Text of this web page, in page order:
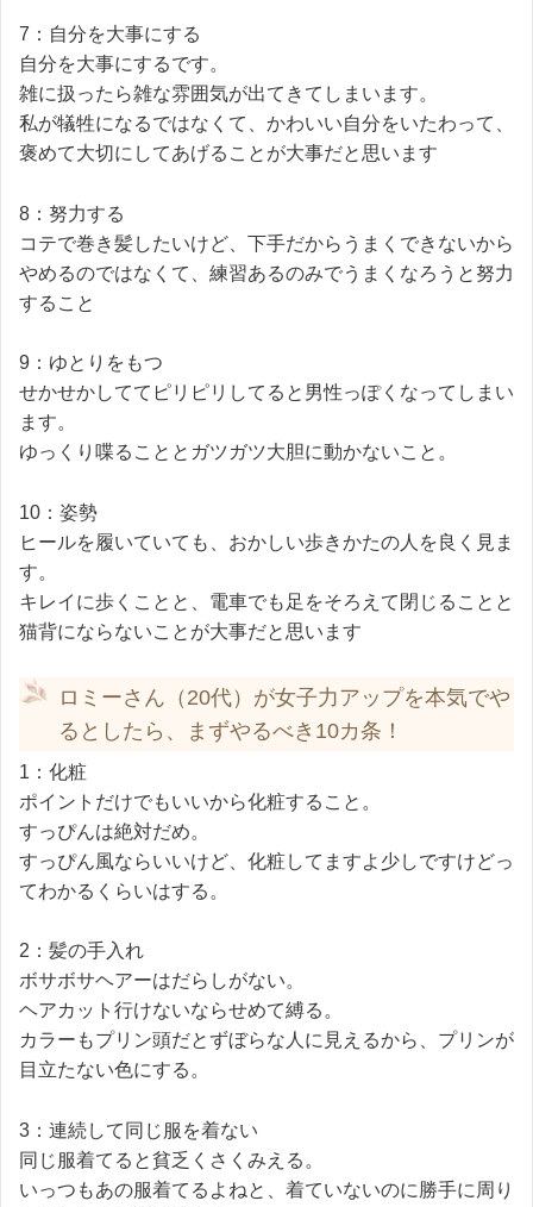
7：自分を大事にする
自分を大事にするです。
雑に扱ったら雑な雰囲気が出てきてしまいます。
私が犠牲になるではなくて、かわいい自分をいたわって、
褒めて大切にしてあげることが大事だと思います
8：努力する
コテで巻き髪したいけど、下手だからうまくできないから
やめるのではなくて、練習あるのみでうまくなろうと努力
すること
9：ゆとりをもつ
せかせかしててピリピリしてると男性っぽくなってしまい
ます。
ゆっくり喋ることとガツガツ大胆に動かないこと。
10：姿勢
ヒールを履いていても、おかしい歩きかたの人を良く見ま
す。
キレイに歩くことと、電車でも足をそろえて閉じることと
猫背にならないことが大事だと思います
ロミーさん（20代）が女子力アップを本気でや
るとしたら、まずやるべき10カ条！
1：化粧
ポイントだけでもいいから化粧すること。
すっぴんは絶対だめ。
すっぴん風ならいいけど、化粧してますよ少しですけどっ
てわかるくらいはする。
2：髪の手入れ
ボサボサヘアーはだらしがない。
ヘアカット行けないならせめて縛る。
カラーもプリン頭だとずぼらな人に見えるから、プリンが
目立たない色にする。
3：連続して同じ服を着ない
同じ服着てると貧乏くさくみえる。
いっつもあの服着てるよねと、着ていないのに勝手に周り